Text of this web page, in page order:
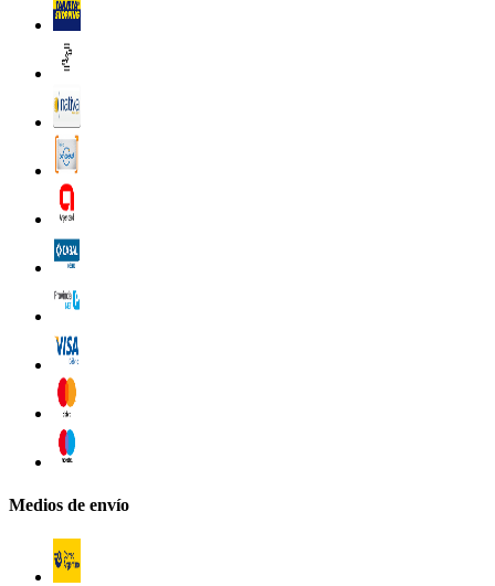
Medios de envío